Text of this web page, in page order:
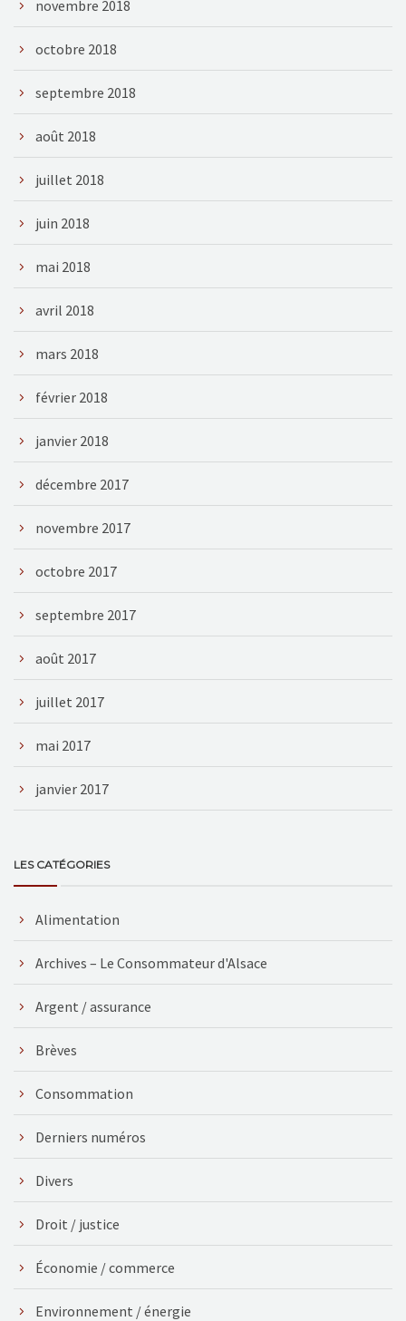
novembre 2018
octobre 2018
septembre 2018
août 2018
juillet 2018
juin 2018
mai 2018
avril 2018
mars 2018
février 2018
janvier 2018
décembre 2017
novembre 2017
octobre 2017
septembre 2017
août 2017
juillet 2017
mai 2017
janvier 2017
LES CATÉGORIES
Alimentation
Archives – Le Consommateur d'Alsace
Argent / assurance
Brèves
Consommation
Derniers numéros
Divers
Droit / justice
Économie / commerce
Environnement / énergie